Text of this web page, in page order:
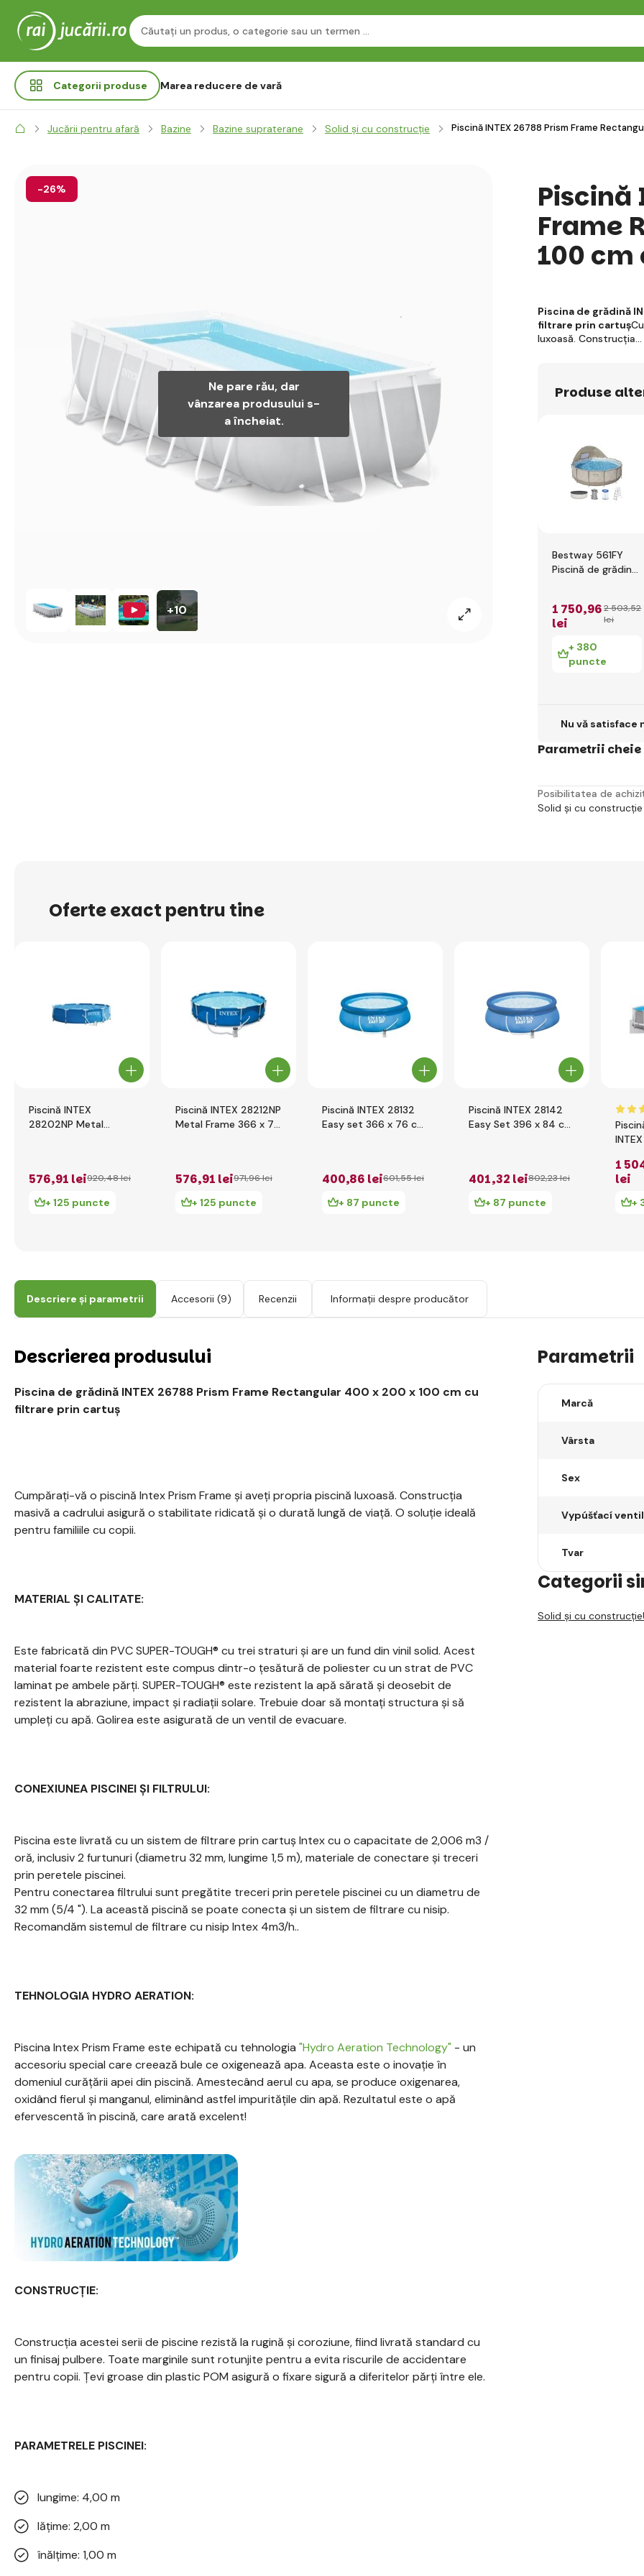
Categorii produse Marea reducere de vară
Jucării pentru afară Bazine Bazine supraterane Solid și cu construcție Piscină INTEX 26788 Prism Frame
-26%
+10
Ne pare rău, dar
vânzarea produsului s-
a încheiat.
Piscină
Frame
100
Piscina de grădină
filtrare prin cartuș
luxoasă. Construcția…
Produse
Bestway 561FY
Piscină de grădină
cm
1 750,96
lei
2 503,52
lei
+ 380
puncte
Nu vă satisface
Parametrii cheie
Posibilitatea de
Solid și cu construcție
Oferte exact pentru tine
Piscină INTEX
28202NP Metal
576,91 lei920,48 lei
+ 125 puncte
Piscină INTEX 28212NP
Metal Frame 366 x 76
576,91 lei971,96 lei
+ 125 puncte
Piscină INTEX 28132
Easy set 366 x 76 cm
400,86 lei601,55 lei
+ 87 puncte
Piscină INTEX 28142
Easy Set 396 x 84 cm
401,32 lei802,23 lei
+ 87 puncte
cu
1
lei
+
Descriere și parametrii Accesorii (9) Recenzii Informații despre producător
Descrierea produsului
Piscina de grădină INTEX 26788 Prism Frame Rectangular 400 x 200 x 100 cm cu
filtrare prin cartuș
Cumpărați-vă o piscină Intex Prism Frame și aveți propria piscină luxoasă. Construcția
masivă a cadrului asigură o stabilitate ridicată și o durată lungă de viață. O soluție ideală
pentru familiile cu copii.
MATERIAL ȘI CALITATE:
Este fabricată din PVC SUPER-TOUGH® cu trei straturi și are un fund din vinil solid. Acest
material foarte rezistent este compus dintr-o țesătură de poliester cu un strat de PVC
laminat pe ambele părți. SUPER-TOUGH® este rezistent la apă sărată și deosebit de
rezistent la abraziune, impact și radiații solare. Trebuie doar să montați structura și să
umpleți cu apă. Golirea este asigurată de un ventil de evacuare.
CONEXIUNEA PISCINEI ȘI FILTRULUI:
Piscina este livrată cu un sistem de filtrare prin cartuș Intex cu o capacitate de 2,006 m3 /
oră, inclusiv 2 furtunuri (diametru 32 mm, lungime 1,5 m), materiale de conectare și treceri
prin peretele piscinei.
Pentru conectarea filtrului sunt pregătite treceri prin peretele piscinei cu un diametru de
32 mm (5/4 "). La această piscină se poate conecta și un sistem de filtrare cu nisip.
Recomandăm sistemul de filtrare cu nisip Intex 4m3/h..
TEHNOLOGIA HYDRO AERATION:
Piscina Intex Prism Frame este echipată cu tehnologia "Hydro Aeration Technology" - un
accesoriu special care creează bule ce oxigenează apa. Aceasta este o inovație în
domeniul curățării apei din piscină. Amestecând aerul cu apa, se produce oxigenarea,
oxidând fierul și manganul, eliminând astfel impuritățile din apă. Rezultatul este o apă
efervescentă în piscină, care arată excelent!
CONSTRUCȚIE:
Construcția acestei serii de piscine rezistă la rugină și coroziune, fiind livrată standard cu
un finisaj pulbere. Toate marginile sunt rotunjite pentru a evita riscurile de accidentare
pentru copii. Țevi groase din plastic POM asigură o fixare sigură a diferitelor părți între ele.
PARAMETRELE PISCINEI:
lungime: 4,00 m
lățime: 2,00 m
înălțime: 1,00 m
Parametrii
Marcă
Vârsta
Sex
Vypúšťací ventil
Tvar
Categorii
Solid și cu construcție